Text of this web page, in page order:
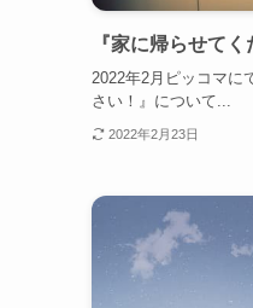
『家に帰らせて
2022年2月ピッコマに
さい！』について...
2022年2月23日